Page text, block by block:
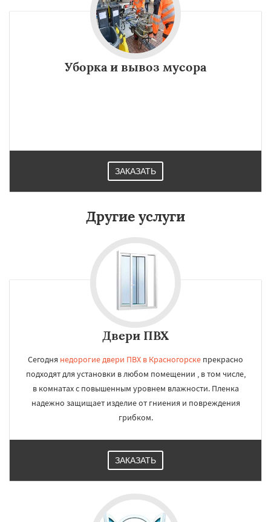
Уборка и вывоз мусора
ЗАКАЗАТЬ
Другие услуги
Двери ПВХ
Сегодня недорогие двери ПВХ в Красногорске прекрасно
подходят для установки в любом помещении , в том числе,
в комнатах с повышенным уровнем влажности. Пленка
надежно защищает изделие от гниения и повреждения
грибком.
ЗАКАЗАТЬ